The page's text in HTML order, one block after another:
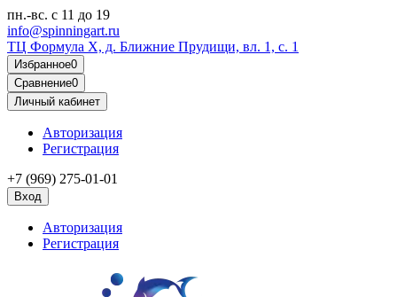
пн.-вс. с 11 до 19
info@spinningart.ru
ТЦ Формула X, д. Ближние Прудищи, вл. 1, с. 1
Избранное0
Сравнение0
Личный кабинет
Авторизация
Регистрация
+7 (969) 275-01-01
Вход
Авторизация
Регистрация